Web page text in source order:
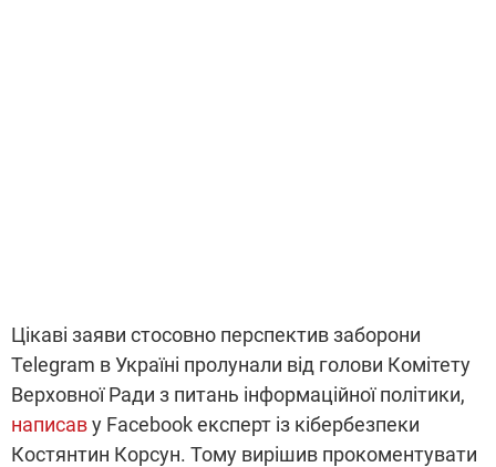
Цікаві заяви стосовно перспектив заборони
Telegram в Україні пролунали від голови Комітету
Верховної Ради з питань інформаційної політики,
написаву Facebook експерт із кібербезпеки
Костянтин Корсун. Тому вирішив прокоментувати